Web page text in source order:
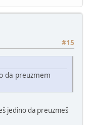
#15
da preuzmem
jedino da preuzmeš